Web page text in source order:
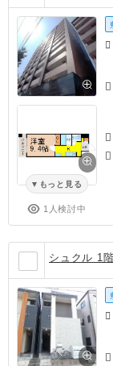
もっと見る
1人検討中
シュクル 1階